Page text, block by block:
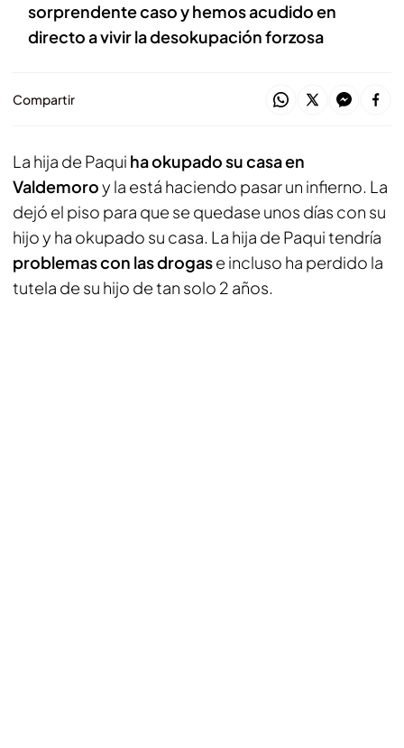
sorprendente caso y hemos acudido en
directo a vivir la desokupación forzosa
Compartir
La hija de Paqui ha okupado su casa en
Valdemoroy la está haciendo pasar un infierno. La
dejó el piso para que se quedase unos días con su
hijo y ha okupado su casa. La hija de Paqui tendría
problemas con las drogase incluso ha perdido la
tutela de su hijo de tan solo 2 años.